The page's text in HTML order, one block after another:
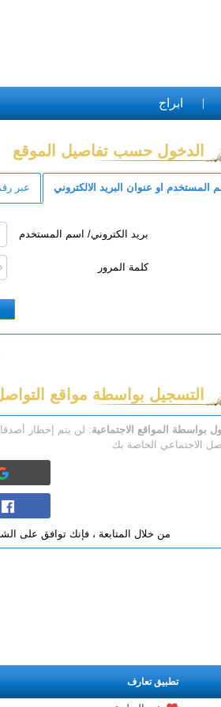
ابراج
الدخول حسب تفاصيل الموقع
المستخدم او عنوان البريد الالكتروني عبر
بريد الكتروني/ اسم المستخدم
كلمة المرور
التسجيل بواسطة مواقع
بواسطة المواقع الاجتماعية: لن يتم إخطار
الاجتماعي الخاصة بك
من خلال المتابعة ، فإنك توافق على
تطبيق تعارف